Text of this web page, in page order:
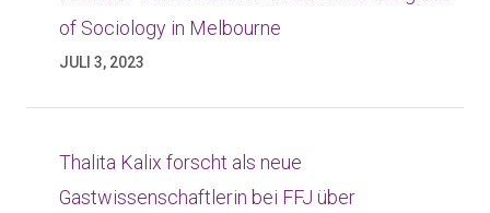
of Sociology in Melbourne
JULI 3, 2023
Thalita Kalix forscht als neue
Gastwissenschaftlerin bei FFJ über